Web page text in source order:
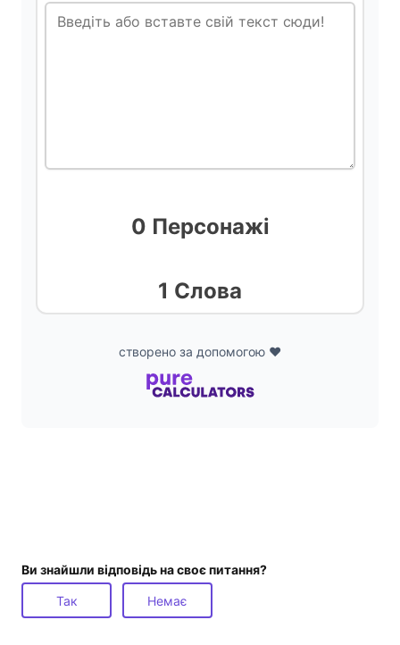
i
0 Персонажі
1 Слова
створено за допомогою ❤️
Ви знайшли відповідь на своє питання?
Так Немає